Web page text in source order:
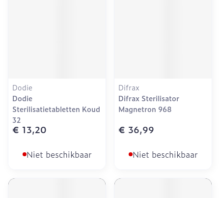
Dodie
Dodie
Sterilisatietabletten Koud
32
€ 13,20
Niet beschikbaar
Difrax
Difrax Sterilisator
Magnetron 968
€ 36,99
Niet beschikbaar